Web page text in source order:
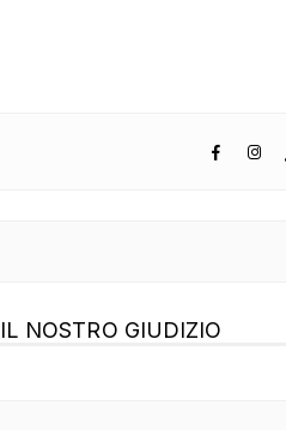
IL NOSTRO GIUDIZIO